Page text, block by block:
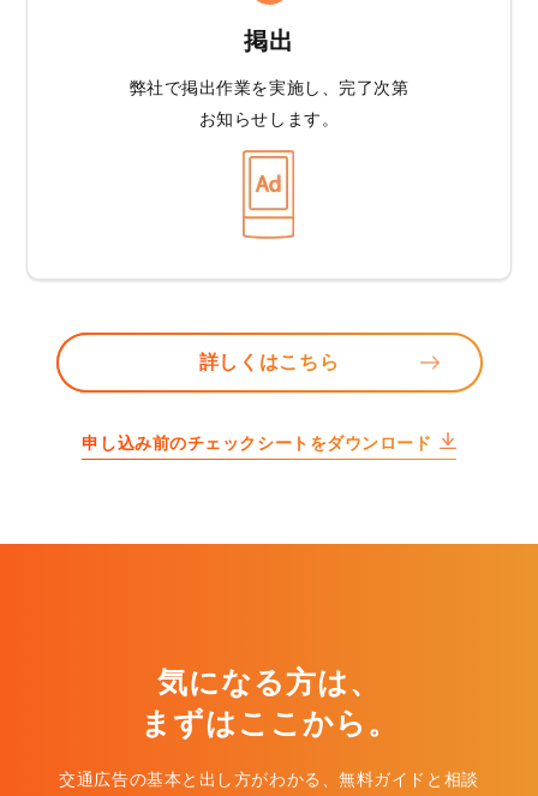
掲出
弊社で掲出作業を実施し、完了次第
お知らせします。
詳しくはこちら
申し込み前のチェックシートをダウンロード
気になる方は、
まずはここから。
交通広告の基本と出し方がわかる、無料ガイドと相談